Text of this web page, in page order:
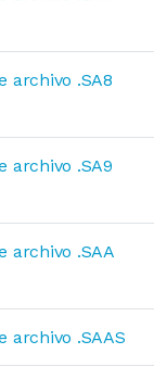
archivo .SA8
archivo .SA9
archivo .SAA
archivo .SAAS